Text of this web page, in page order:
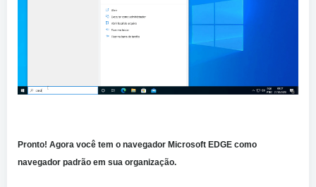
Pronto! Agora você tem o navegador Microsoft EDGE como
navegador padrão em sua organização.